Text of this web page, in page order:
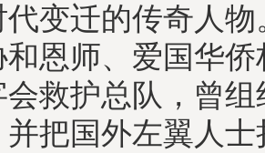
代变迁的传奇人
恩师、爱国华
会救护总队，曾
并把国外左翼人